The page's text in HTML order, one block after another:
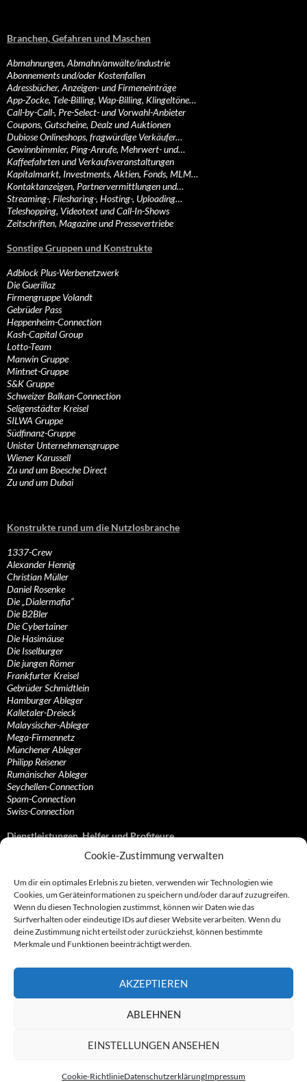
Cookie-Zustimmung verwalten
Um dir ein optimales Erlebnis zu bieten, verwenden wir Technologien wie
Cookies, um Geräteinformationen zu speichern und/oder darauf zuzugreifen.
Wenn du diesen Technologien zustimmst, können wir Daten wie das
Surfverhalten oder eindeutige IDs auf dieser Website verarbeiten. Wenn du
deine Zustimmung nicht erteilst oder zurückziehst, können bestimmte
Merkmale und Funktionen beeinträchtigt werden.
AKZEPTIEREN
ABLEHNEN
EINSTELLUNGEN ANSEHEN
Cookie-RichtlinieDatenschutzerklärungImpressum
Branchen, Gefahren und Maschen
Abmahnungen, Abmahn/anwälte/industrie
Abonnements und/oder Kostenfallen
Adressbücher, Anzeigen- und Firmeneinträge
App-Zocke, Tele-Billing, Wap-Billing, Klingeltöne…
Call-by-Call-, Pre-Select- und Vorwahl-Anbieter
Coupons, Gutscheine, Dealz und Auktionen
Dubiose Onlineshops, fragwürdige Verkäufer…
Gewinnbimmler, Ping-Anrufe, Mehrwert- und…
Kaffeefahrten und Verkaufsveranstaltungen
Kapitalmarkt, Investments, Aktien, Fonds, MLM…
Kontaktanzeigen, Partnervermittlungen und…
Streaming-, Filesharing-, Hosting-, Uploading…
Teleshopping, Videotext und Call-In-Shows
Zeitschriften, Magazine und Pressevertriebe
Sonstige Gruppen und Konstrukte
Adblock Plus-Werbenetzwerk
Die Guerillaz
Firmengruppe Volandt
Gebrüder Pass
Heppenheim-Connection
Kash-Capital Group
Lotto-Team
Manwin Gruppe
Mintnet-Gruppe
S&K Gruppe
Schweizer Balkan-Connection
Seligenstädter Kreisel
SILWA Gruppe
Südfinanz-Gruppe
Unister Unternehmensgruppe
Wiener Karussell
Zu und um Boesche Direct
Zu und um Dubai
Konstrukte rund um die Nutzlosbranche
1337-Crew
Alexander Hennig
Christian Müller
Daniel Rosenke
Die „Dialermafia“
Die B2Bler
Die Cybertainer
Die Hasimäuse
Die Isselburger
Die jungen Römer
Frankfurter Kreisel
Gebrüder Schmidtlein
Hamburger Ableger
Kalletaler-Dreieck
Malaysischer-Ableger
Mega-Firmennetz
Münchener Ableger
Philipp Reisener
Rumänischer Ableger
Seychellen-Connection
Spam-Connection
Swiss-Connection
Dienstleistungen, Helfer und Profiteure
Anonymisierungsdienste, VPN- und Web-Proxy…
Bezahlsysteme, Finanzdienstleister und…
Bürodienstleister, Firmengründer- und/oder…
Datenhändler, Adressbroker und zielgerichtetes…
Hosting, Routing, Provider, Domain-, Web- und…
Inkasso, Forderungsmanagement und eintreibende…
Spieleanbieter, Online- und Browsergames
Partnerprogramme, Vertriebskanäle- und…
Telekommunikationsdienstleister, Internet…
Vereine, Verbände, Vereinigungen und Lobbyisten
Web-Rotlichtbezirk, Erotik- und XXX-Anbieter
Sonstige Dienstleister, Profiteure und Kooperationen
© 2007 - 2026 by Abzocknews.de